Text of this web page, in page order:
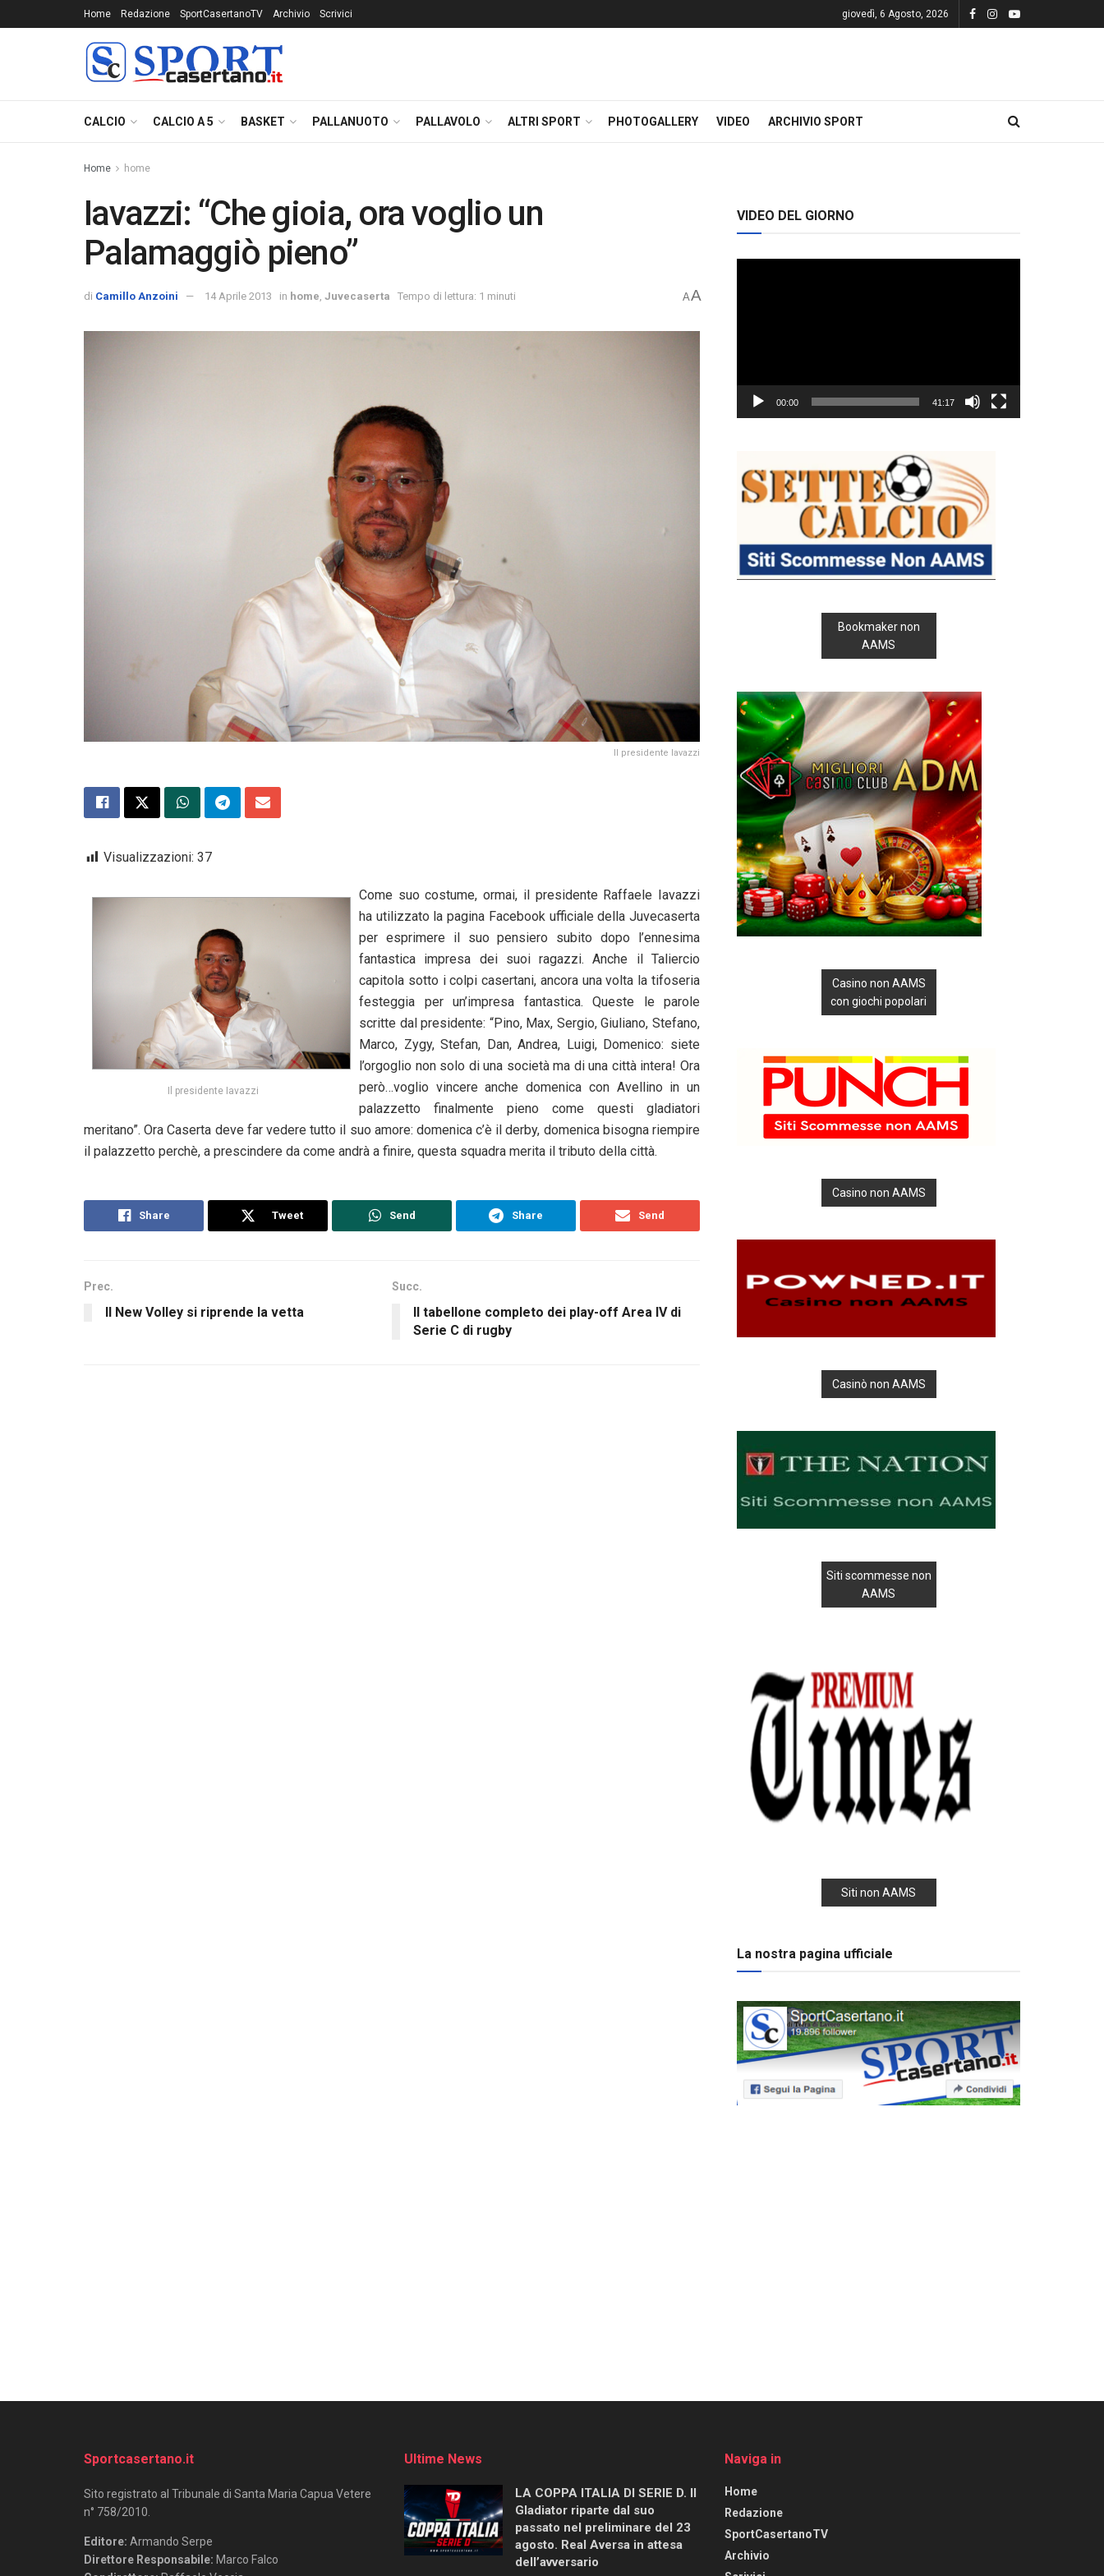
Home Redazione SportCasertanoTV Archivio Scrivici giovedì, 6 Agosto, 2026
CALCIO CALCIO A 5 BASKET PALLANUOTO PALLAVOLO ALTRI SPORT PHOTOGALLERY VIDEO ARCHIVIO SPORT
Home home
Iavazzi: “Che gioia, ora voglio un
Palamaggiò pieno”
di Camillo Anzoini 14 Aprile 2013 in home Juvecaserta Tempo di lettura: 1 minuti AA
Il presidente Iavazzi
Visualizzazioni: 37
Il presidente Iavazzi
Come suo costume, ormai, il presidente Raffaele Iavazzi
ha utilizzato la pagina Facebook ufficiale della Juvecaserta
per esprimere il suo pensiero subito dopo l’ennesima
fantastica impresa dei suoi ragazzi. Anche il Taliercio
capitola sotto i colpi casertani, ancora una volta la tifoseria
festeggia per un’impresa fantastica. Queste le parole
scritte dal presidente: “Pino, Max, Sergio, Giuliano, Stefano,
Marco, Zygy, Stefan, Dan, Andrea, Luigi, Domenico: siete
l’orgoglio non solo di una società ma di una città intera! Ora
però…voglio vincere anche domenica con Avellino in un
palazzetto finalmente pieno come questi gladiatori
meritano”. Ora Caserta deve far vedere tutto il suo amore: domenica c’è il derby, domenica bisogna riempire
il palazzetto perchè, a prescindere da come andrà a finire, questa squadra merita il tributo della città.
Share Tweet Send Share Send
Prec.
Il New Volley si riprende la vetta
Succ.
Il tabellone completo dei play-off Area IV di
Serie C di rugby
VIDEO DEL GIORNO
00:00 41:17
Bookmaker non
AAMS
Casino non AAMS
con giochi popolari
Casino non AAMS
Casinò non AAMS
Siti scommesse non
AAMS
Siti non AAMS
La nostra pagina ufficiale
Sportcasertano.it
Sito registrato al Tribunale di Santa Maria Capua Vetere
n° 758/2010.
Editore: Armando Serpe
Direttore Responsabile: Marco Falco
Ultime News
LA COPPA ITALIA DI SERIE D. Il
Gladiator riparte dal suo
passato nel preliminare del 23
agosto. Real Aversa in attesa
dell’avversario
Naviga in
Home
Redazione
SportCasertanoTV
Archivio